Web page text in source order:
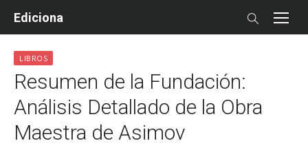
Ediciona
LIBROS
Resumen de la Fundación:
Análisis Detallado de la Obra
Maestra de Asimov